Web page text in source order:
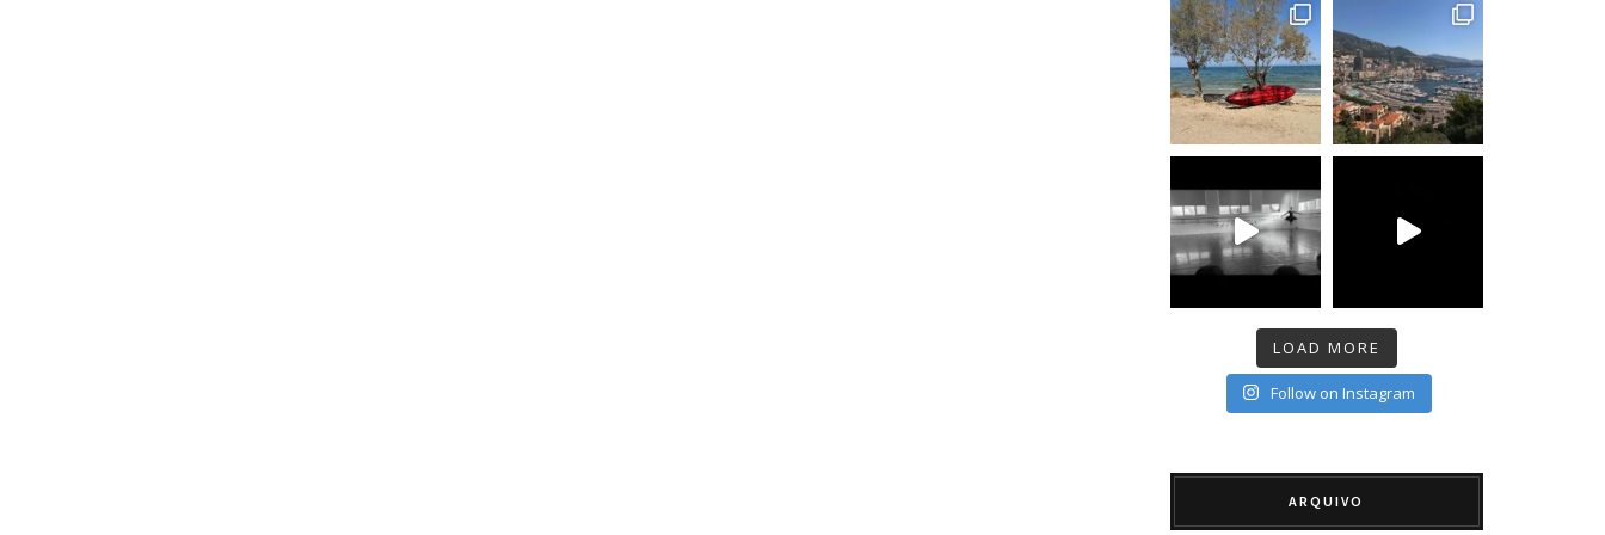
LOAD MORE
Follow on Instagram
ARQUIVO